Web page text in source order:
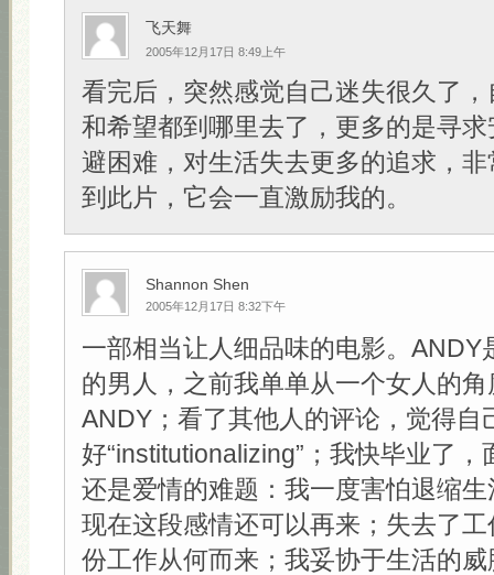
飞天舞
2005年12月17日 8:49上午
看完后，突然感觉自己迷失很久了
和希望都到哪里去了，更多的是寻
避困难，对生活失去更多的追求，
到此片，它会一直激励我的。
Shannon Shen
2005年12月17日 8:32下午
一部相当让人细品味的电影。ANDY
的男人，之前我单单从一个女人的
ANDY；看了其他人的评论，觉得自
好“institutionalizing”；我快毕业了，
还是爱情的难题：我一度害怕退缩
现在这段感情还可以再来；失去了
份工作从何而来；我妥协于生活的